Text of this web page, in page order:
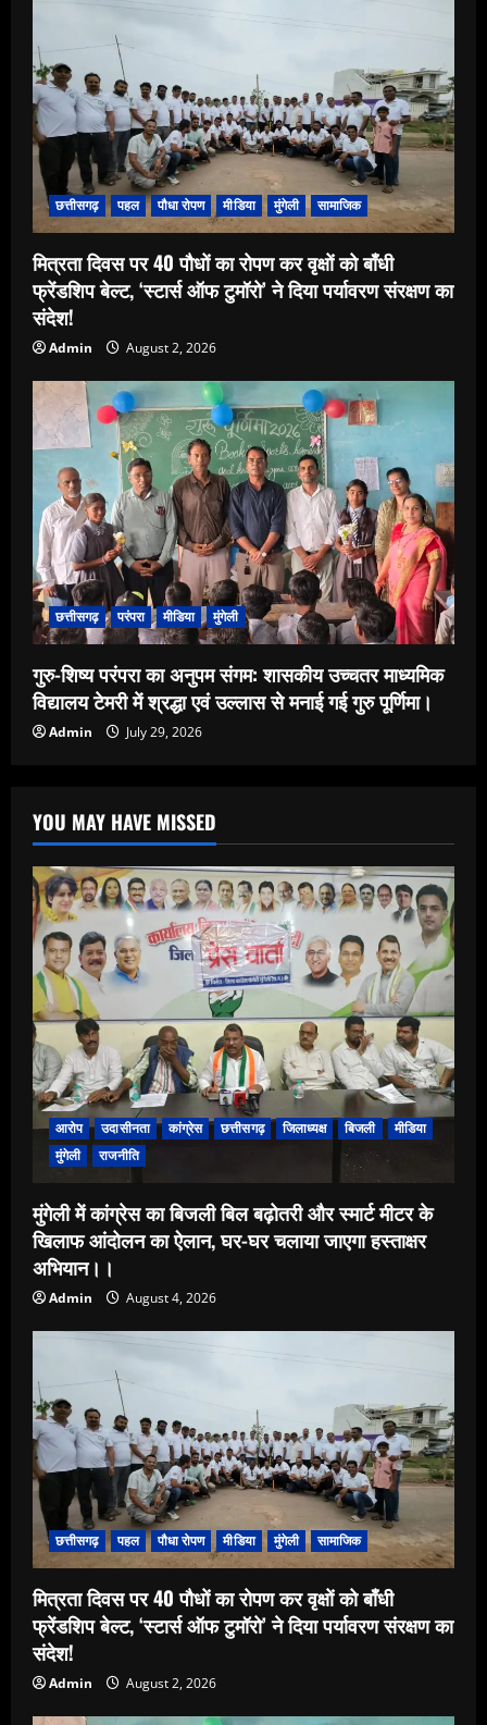
छत्तीसगढ़ पहल पौधा रोपण मीडिया मुंगेली सामाजिक
मित्रता दिवस पर 40 पौधों का रोपण कर वृक्षों को बाँधी
फ्रेंडशिप बेल्ट, ‘स्टार्स ऑफ टुमॉरो’ ने दिया पर्यावरण संरक्षण का
संदेश!
Admin August 2, 2026
छत्तीसगढ़ परंपरा मीडिया मुंगेली
गुरु-शिष्य परंपरा का अनुपम संगम: शासकीय उच्चतर माध्यमिक
विद्यालय टेमरी में श्रद्धा एवं उल्लास से मनाई गई गुरु पूर्णिमा।
Admin July 29, 2026
YOU MAY HAVE MISSED
आरोप उदासीनता कांग्रेस छत्तीसगढ़ जिलाध्यक्ष बिजली
मीडिया
मुंगेली
राजनीति
मुंगेली में कांग्रेस का बिजली बिल बढ़ोतरी और स्मार्ट मीटर के
खिलाफ आंदोलन का ऐलान, घर-घर चलाया जाएगा हस्ताक्षर
अभियान।।
Admin August 4, 2026
छत्तीसगढ़ पहल पौधा रोपण मीडिया मुंगेली सामाजिक
मित्रता दिवस पर 40 पौधों का रोपण कर वृक्षों को बाँधी
फ्रेंडशिप बेल्ट, ‘स्टार्स ऑफ टुमॉरो’ ने दिया पर्यावरण संरक्षण का
संदेश!
Admin August 2, 2026